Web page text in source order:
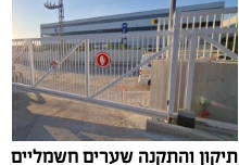
תיקון והתקנה שערים חשמליים